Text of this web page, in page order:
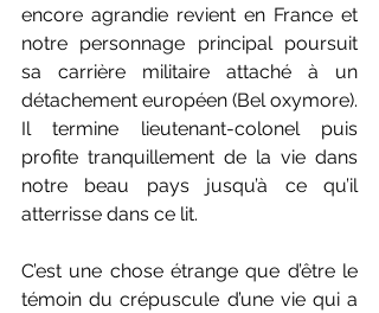
encore agrandie revient en France et
notre personnage principal poursuit
sa carrière militaire attaché à un
détachement européen (Bel oxymore).
Il termine lieutenant-colonel puis
profite tranquillement de la vie dans
notre beau pays jusqu’à ce qu’il
atterrisse dans ce lit.
C’est une chose étrange que d’être le
témoin du crépuscule d’une vie qui a